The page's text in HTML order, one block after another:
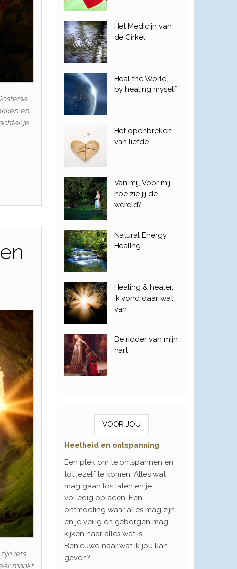
en
je
iets
maakt
Het Medicijn van
de Cirkel
Heal the World,
by healing myself
Het openbreken
van liefde.
Van mij, Voor mij,
hoe zie jij de
wereld?
Natural Energy
Healing
Healing & healer,
ik vond daar wat
van
De ridder van mijn
hart
VOOR JOU
Heelheid en ontspanning
Een plek om te ontspannen en
tot jezelf te komen. Alles wat
mag gaan los laten en je
volledig opladen. Een
ontmoeting waar alles mag zijn
en je veilig en geborgen mag
kijken naar alles wat is.
Benieuwd naar wat ik jou kan
geven?